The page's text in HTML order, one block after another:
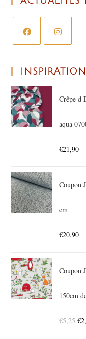
Crêpe d
aqua
€21,90
Coupon
cm
€20,90
Coupon
150cm
€5,25 €